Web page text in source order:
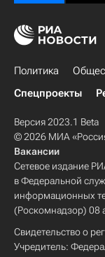
Политика
Спецпроекты
Версия 2023.1 Beta
© 2026 МИА
Вакансии
Сетевое издание
в Федеральной
информационных
(Роскомнадзор) 08
Свидетельство о
Учредитель: